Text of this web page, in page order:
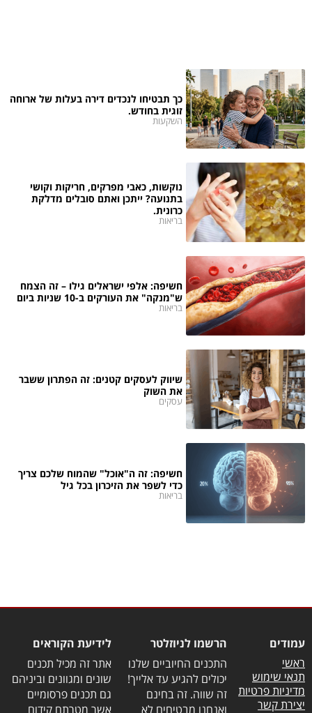
כך תבטיחו לנכדים דירה בעלות של ארוחה
זוגית בחודש.
השקעות
נוקשות, כאבי מפרקים, חריקות וקושי
בתנועה? ייתכן ואתם סובלים מדלקת
כרונית.
בריאות
חשיפה: אלפי ישראלים גילו – זה הצמח
ש"מנקה" את העורקים ב-10 שניות ביום
בריאות
שיווק לעסקים קטנים: זה הפתרון ששבר
את השוק
עסקים
חשיפה: זה ה"אוכל" שהמוח שלכם צריך
כדי לשפר את הזיכרון בכל גיל
בריאות
עמודים
ראשי
תנאי שימוש
מדיניות פרטיות
יצירת קשר
הרשמו לניוזלטר
התכנים החיוביים שלנו
יכולים להגיע עד אלייך!
זה שווה. זה בחינם
ואנחנו מבטיחים לא
לידיעת הקוראים
אתר זה מכיל תכנים
שונים ומגוונים וביניהם
גם תכנים פרסומיים
אשר מטרתם קידום